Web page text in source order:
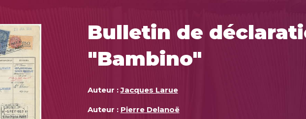
Bulletin de
"Bambino"
Auteur : Jacques Larue
Auteur : Pierre Delanoë